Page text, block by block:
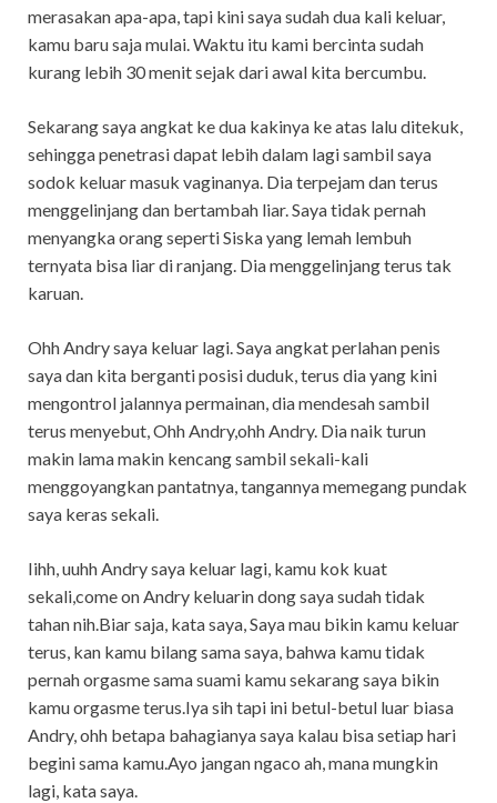
merasakan apa-apa, tapi kini saya sudah dua kali keluar,
kamu baru saja mulai. Waktu itu kami bercinta sudah
kurang lebih 30 menit sejak dari awal kita bercumbu.
Sekarang saya angkat ke dua kakinya ke atas lalu ditekuk,
sehingga penetrasi dapat lebih dalam lagi sambil saya
sodok keluar masuk vaginanya. Dia terpejam dan terus
menggelinjang dan bertambah liar. Saya tidak pernah
menyangka orang seperti Siska yang lemah lembuh
ternyata bisa liar di ranjang. Dia menggelinjang terus tak
karuan.
Ohh Andry saya keluar lagi. Saya angkat perlahan penis
saya dan kita berganti posisi duduk, terus dia yang kini
mengontrol jalannya permainan, dia mendesah sambil
terus menyebut, Ohh Andry,ohh Andry. Dia naik turun
makin lama makin kencang sambil sekali-kali
menggoyangkan pantatnya, tangannya memegang pundak
saya keras sekali.
Iihh, uuhh Andry saya keluar lagi, kamu kok kuat
sekali,come on Andry keluarin dong saya sudah tidak
tahan nih.Biar saja, kata saya, Saya mau bikin kamu keluar
terus, kan kamu bilang sama saya, bahwa kamu tidak
pernah orgasme sama suami kamu sekarang saya bikin
kamu orgasme terus.Iya sih tapi ini betul-betul luar biasa
Andry, ohh betapa bahagianya saya kalau bisa setiap hari
begini sama kamu.Ayo jangan ngaco ah, mana mungkin
lagi, kata saya.